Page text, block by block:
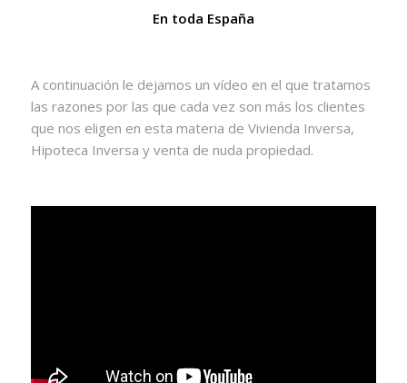
En toda España
A continuación le dejamos un vídeo en el que tratamos
las razones por las que cada vez son más los clientes
que nos eligen en esta materia de Vivienda Inversa,
Hipoteca Inversa y venta de nuda propiedad.